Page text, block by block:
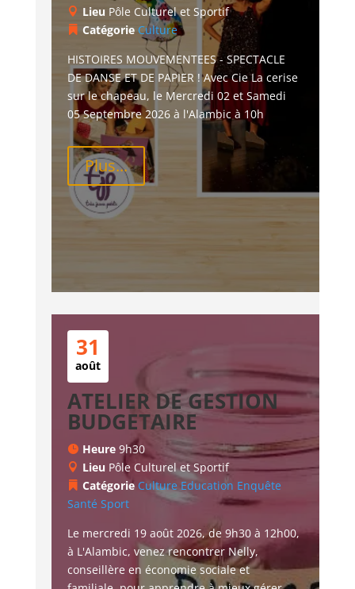
Lieu Pôle Culturel et Sportif
Catégorie Culture
HISTOIRES MOUVEMENTEES - SPECTACLE
DE DANSE ET DE PAPIER ! Avec Cie La cerise
sur le chapeau, le Mercredi 02 et Samedi
05 Septembre 2026 à l'Alambic à 10h
Plus...
31
août
ATELIER DE GESTION
BUDGETAIRE
Heure 9h30
Lieu Pôle Culturel et Sportif
Catégorie Culture Education Enquête
Santé Sport
Le mercredi 19 août 2026, de 9h30 à 12h00,
à L'Alambic, venez rencontrer Nelly,
conseillère en économie sociale et